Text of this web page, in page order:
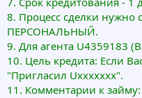
8. Процесс сделки нужно
ПЕРСОНАЛЬНЫЙ.
9. Для агента U4359183
10. Цель кредита: Если
"Пригласил Uxxxxxxx".
11. Комментарии к